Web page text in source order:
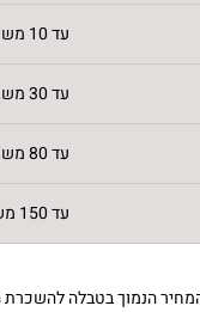
עד 10 משתתפים
עד 30 משתתפים
עד 80 משתתפים
עד 150 משתתפים
הנמוך בטבלה